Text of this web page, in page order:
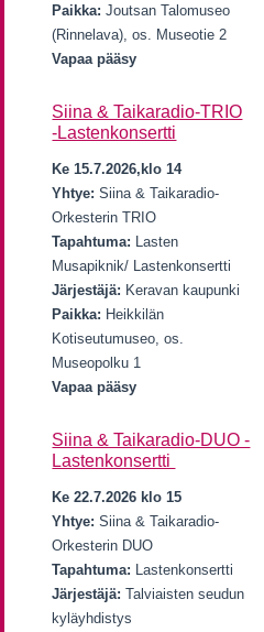
Paikka: Joutsan Talomuseo
(Rinnelava), os. Museotie 2
Vapaa pääsy
Siina & Taikaradio-TRIO
-Lastenkonsertti
Ke 15.7.2026,klo 14
Yhtye: Siina & Taikaradio-
Orkesterin TRIO
Tapahtuma: Lasten
Musapiknik/ Lastenkonsertti
Järjestäjä: Keravan kaupunki
Paikka: Heikkilän
Kotiseutumuseo, os.
Museopolku 1
Vapaa pääsy
Siina & Taikaradio-DUO -
Lastenkonsertti
Ke 22.7.2026 klo 15
Yhtye: Siina & Taikaradio-
Orkesterin DUO
Tapahtuma: Lastenkonsertti
Järjestäjä: Talviaisten seudun
kyläyhdistys